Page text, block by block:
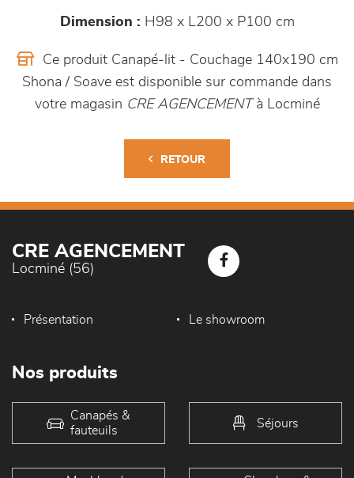
Dimension : H98 x L200 x P100 cm
Ce produit Canapé-lit - Couchage 140x190 cm
Shona / Soave est disponible sur commande dans
votre magasin CRE AGENCEMENTà Locminé
RETOUR
CRE AGENCEMENT
Locminé (56)
Présentation Le showroom
Nos produits
Canapés &
fauteuils
Séjours